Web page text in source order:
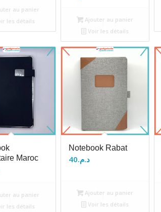
au panier
les détails
Ajouter au panier
Voir les détails
Maroc
au panier
les détails
Notebook Rabat
د.م.40
Ajouter au panier
Voir les détails